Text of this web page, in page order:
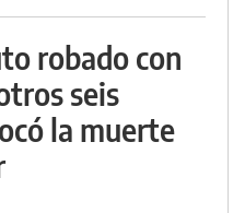
robado con
seis
la muerte